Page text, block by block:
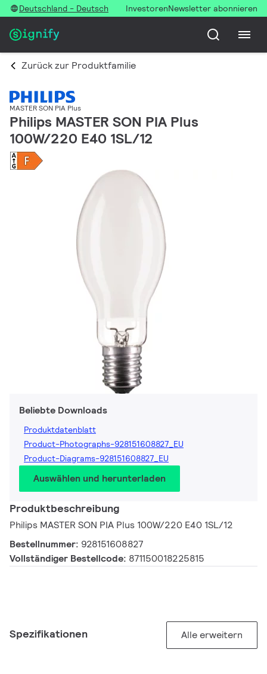
Deutschland - Deutsch InvestorenNewsletter abonnieren
Zurück zur Produktfamilie
MASTER SON PIA Plus
Philips MASTER SON PIA Plus
100W/220 E40 1SL/12
Beliebte Downloads
Produktdatenblatt
Product-Photographs-928151608827_EU
Product-Diagrams-928151608827_EU
Auswählen und herunterladen
Produktbeschreibung
Philips MASTER SON PIA Plus 100W/220 E40 1SL/12
Bestellnummer: 928151608827
Vollständiger Bestellcode: 871150018225815
Spezifikationen Alle erweitern